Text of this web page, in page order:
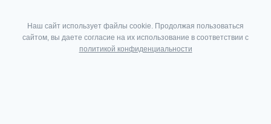
Наш сайт использует файлы cookie. Продолжая пользоваться
сайтом, вы даете согласие на их использование в соответствии с
политикой конфиденциальности